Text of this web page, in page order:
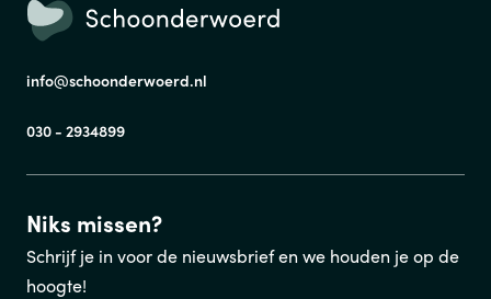
info@schoonderwoerd.nl
030 - 2934899
Niks missen?
Schrijf je in voor de nieuwsbrief en we houden je op de
hoogte!